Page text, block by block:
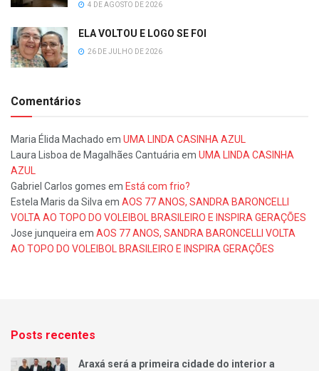
4 DE AGOSTO DE 2026
ELA VOLTOU E LOGO SE FOI
26 DE JULHO DE 2026
Comentários
Maria Élida Machado em UMA LINDA CASINHA AZUL
Laura Lisboa de Magalhães Cantuáriaem UMA LINDA CASINHA
AZUL
Gabriel Carlos gomes em Está com frio?
Estela Maris da Silvaem AOS 77 ANOS, SANDRA BARONCELLI
VOLTA AO TOPO DO VOLEIBOL BRASILEIRO E INSPIRA GERAÇÕES
Jose junqueiraem AOS 77 ANOS, SANDRA BARONCELLI VOLTA
AO TOPO DO VOLEIBOL BRASILEIRO E INSPIRA GERAÇÕES
Posts recentes
Araxá será a primeira cidade do interior a